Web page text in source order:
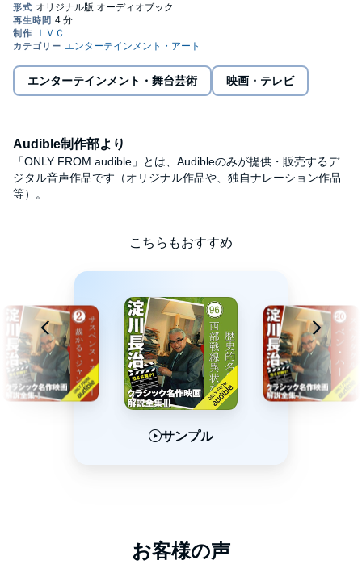
エンターテインメント・舞台芸術 映画・テレビ
Audible制作部より
「ONLY FROM audible」とは、Audibleのみが提供・販売するデ
ジタル音声作品です（オリジナル作品や、独自ナレーション作品
等）。
こちらもおすすめ
サンプル